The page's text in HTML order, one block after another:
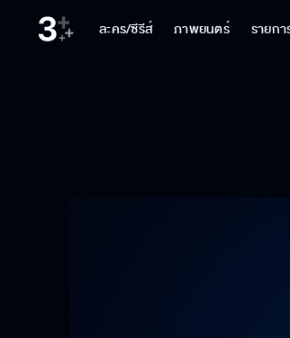
ละคร/ซีรีส์ ภาพยนตร์ รายกา